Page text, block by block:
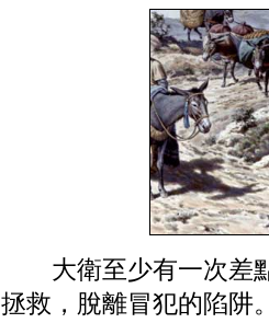
大衛至少有一次差
拯救，脫離冒犯的陷阱